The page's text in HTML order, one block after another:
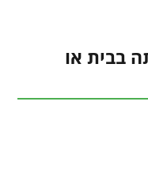
בבית או